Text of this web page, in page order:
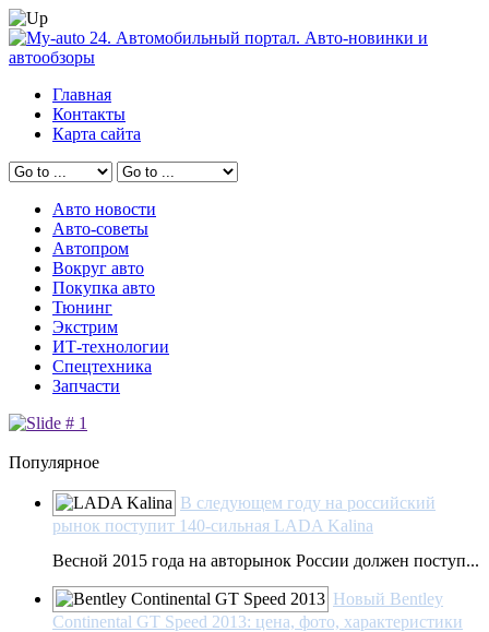
Главная
Контакты
Карта сайта
Авто новости
Авто-советы
Автопром
Вокруг авто
Покупка авто
Тюнинг
Экстрим
ИТ-технологии
Спецтехника
Запчасти
Популярное
В следующем году на российский
рынок поступит 140-сильная LADA Kalina
Весной 2015 года на авторынок России должен поступ...
Новый Bentley
Continental GT Speed 2013: цена, фото, характеристики